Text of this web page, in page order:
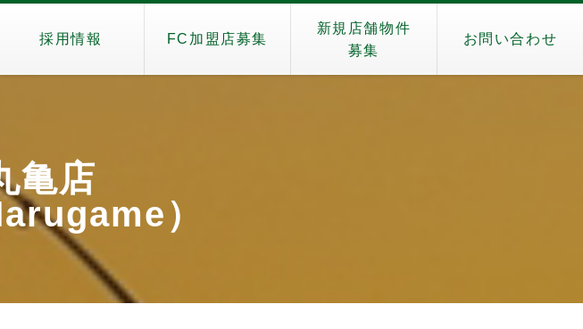
採用情報 FC加盟店募集
新規店舗物件
募集
お問い合わせ
亀店
）